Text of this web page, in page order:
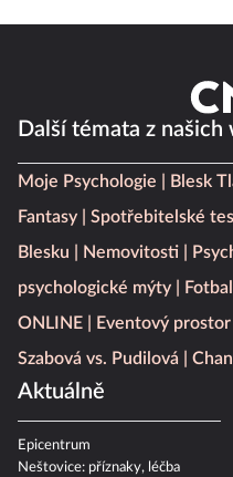
Další témata z našich
Moje Psychologie Blesk
Fantasy
Spotřebitelské
Blesku
Nemovitosti
psychologické mýty
ONLINE
Eventový
Szabová vs. Pudilová
Aktuálně
Epicentrum
Neštovice: příznaky, léčba